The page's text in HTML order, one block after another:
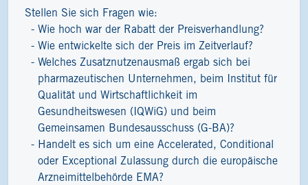
Stellen Sie sich Fragen wie:
Wie hoch war der Rabatt der Preisverhandlung?
Wie entwickelte sich der Preis im Zeitverlauf?
Welches Zusatznutzenausmaß ergab sich bei
pharmazeutischen Unternehmen, beim Institut für
Qualität und Wirtschaftlichkeit im
Gesundheitswesen (IQWiG) und beim
Gemeinsamen Bundesausschuss (G-BA)?
Handelt es sich um eine Accelerated, Conditional
oder Exceptional Zulassung durch die europäische
Arzneimittelbehörde EMA?